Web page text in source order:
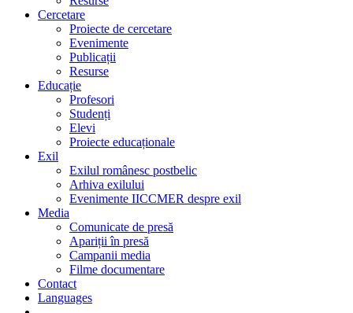
Cercetare
Proiecte de cercetare
Evenimente
Publicații
Resurse
Educație
Profesori
Studenți
Elevi
Proiecte educaționale
Exil
Exilul românesc postbelic
Arhiva exilului
Evenimente IICCMER despre exil
Media
Comunicate de presă
Apariții în presă
Campanii media
Filme documentare
Contact
Languages